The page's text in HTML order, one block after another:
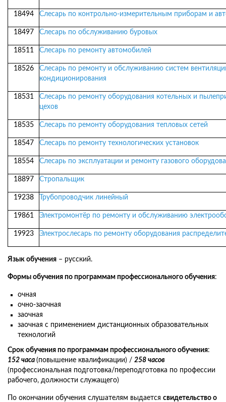
18494 Слесарь по контрольно-измерительным приборам и
18497 Слесарь по обслуживанию буровых
18511 Слесарь по ремонту автомобилей
18526
Слесарь по ремонту и обслуживанию систем
кондиционирования
18531
Слесарь по ремонту оборудования котельных и
цехов
18535 Слесарь по ремонту оборудования тепловых сетей
18547 Слесарь по ремонту технологических установок
18554 Слесарь по эксплуатации и ремонту газового
18897 Стропальщик
19238 Трубопроводчик линейный
19861 Электромонтёр по ремонту и обслуживанию
19923 Электрослесарь по ремонту оборудования
Язык обучения – русский.
Формы обучения по программам профессионального обучения:
очная
очно-заочная
заочная
заочная с применением дистанционных образовательных
технологий
Срок обучения по программам профессионального обучения:
152 часа (повышение квалификации) / 258 часов
(профессиональная подготовка/переподготовка по профессии
рабочего, должности служащего)
По окончании обучения слушателям выдается свидетельство о